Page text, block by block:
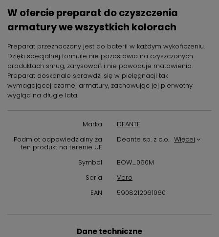
W ofercie preparat do czyszczenia
armatury we wszystkich kolorach
Preparat przeznaczony jest do baterii w każdym wykończeniu.
Dzięki specjalnej formule nie pozostawia na czyszczonych
produktach smug, zarysowań i nie powoduje matowienia.
Preparat doskonale sprawdzi się w pielęgnacji tak
wymagającej czarnej armatury, zachowując jej pierwotny
wygląd na długie lata.
Marka
DEANTE
Podmiot odpowiedzialny za
ten produkt na terenie UE
Deante sp. z o.o. Więcej
Symbol
BOW_060M
Seria
Vero
EAN
5908212061060
Dane techniczne